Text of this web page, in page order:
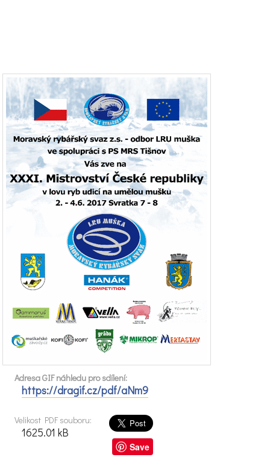
Adresa GIF náhledu pro sdílení:
https://dragif.cz/pdf/aNm9
Save
Velikost PDF souboru:
1625.01 kB